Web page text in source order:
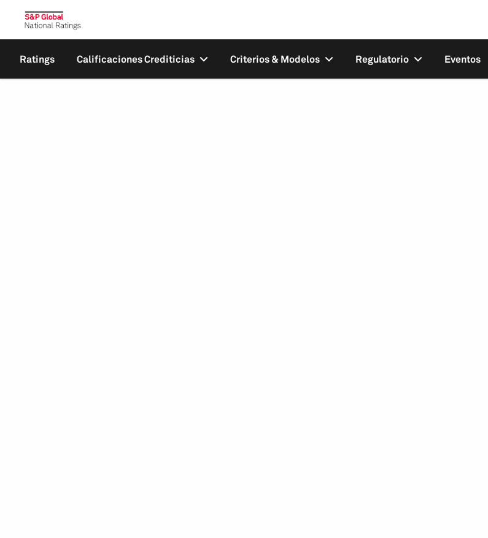
Ratings Calificaciones Crediticias Criterios & Modelos Regulatorio Eventos